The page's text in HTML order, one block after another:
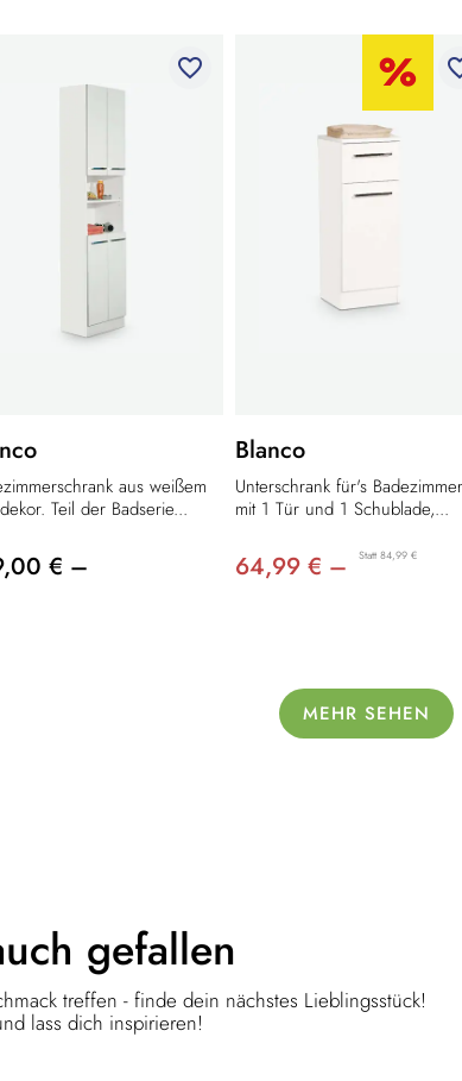
favorite_border
aus weißem
Teil der Badserie...
€ –
Blanco
Unterschrank für's
mit 1 Tür und 1 Schublade,...
64,99 € – Statt 84,99 €
MEHR SEHEN
gefallen
treffen - finde dein nächstes Lieblingsstück!
lass dich inspirieren!